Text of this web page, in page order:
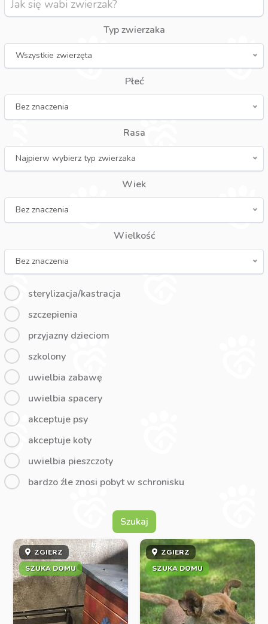
Typ zwierzaka
Wszystkie zwierzęta
Płeć
Bez znaczenia
Rasa
Najpierw wybierz typ zwierzaka
Wiek
Bez znaczenia
Wielkość
Bez znaczenia
sterylizacja/kastracja
szczepienia
przyjazny dzieciom
szkolony
uwielbia zabawę
uwielbia spacery
akceptuje psy
akceptuje koty
uwielbia pieszczoty
bardzo źle znosi pobyt w schronisku
Szukaj
ZGIERZ
SZUKA DOMU
ZGIERZ
SZUKA DOMU